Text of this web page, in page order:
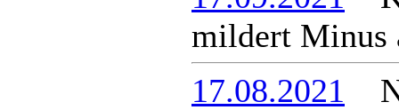
mildert Minus
17.08.2021